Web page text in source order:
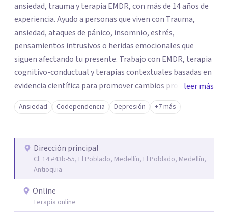
ansiedad, trauma y terapia EMDR, con más de 14 años de
experiencia. Ayudo a personas que viven con Trauma,
ansiedad, ataques de pánico, insomnio, estrés,
pensamientos intrusivos o heridas emocionales que
siguen afectando tu presente. Trabajo con EMDR, terapia
cognitivo-conductual y terapias contextuales basadas en
evidencia científica para promover cambios profundos y
duraderos. Atiendo adultos, adolescentes, parejas y
familias de forma presencial en Medellín y online, en un
leer más
Ansiedad Codependencia Depresión +7 más
Dirección principal
Cl. 14 #43b-55, El Poblado, Medellín, El Poblado, Medellín,
Antioquia
Online
Terapia online